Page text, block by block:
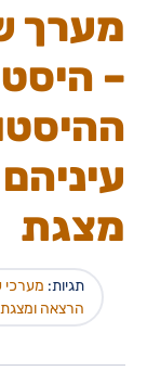
מערך
–
מצגת
תגיות: מערכי
הרצאה ומצגת